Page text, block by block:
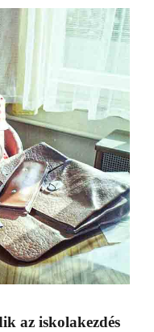
az iskolakezdés